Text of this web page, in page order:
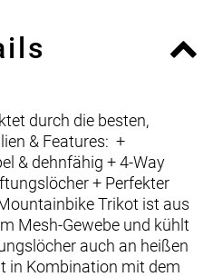
durch die besten,
& Features: +
& dehnfähig + 4-Way
+ Perfekter
Trikot ist aus
Mesh-Gewebe und kühlt
auch an heißen
in Kombination mit dem